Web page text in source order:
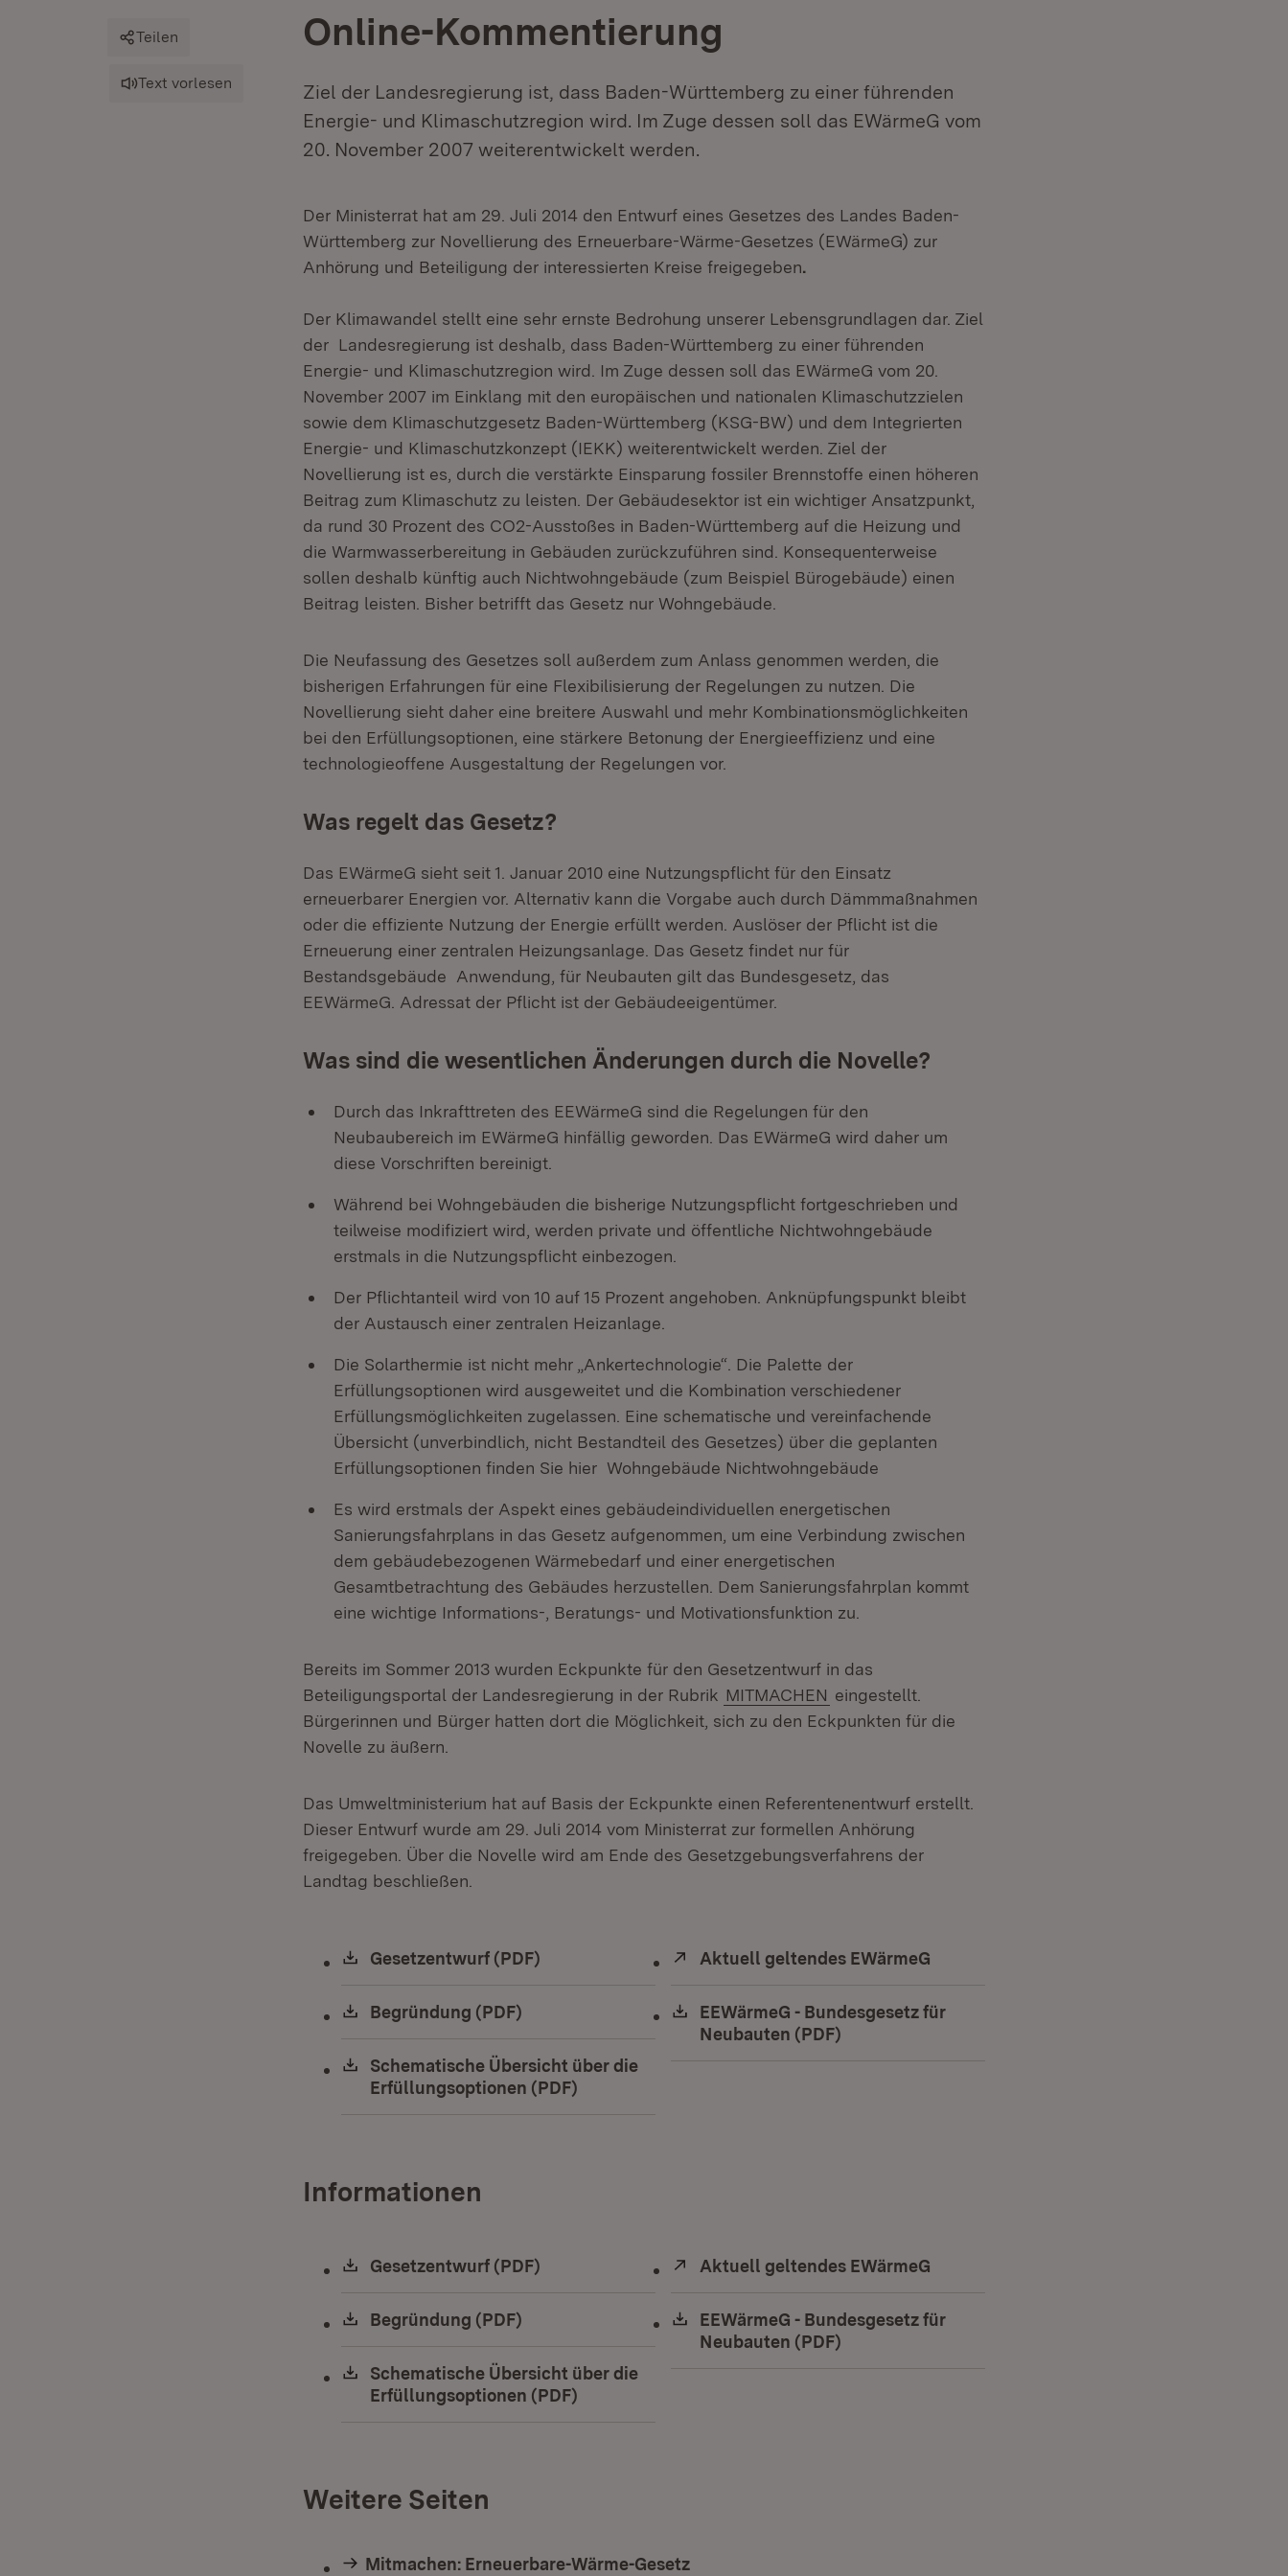
Online-Kommentierung
Ziel der Landesregierung ist, dass Baden-Württemberg zu einer führenden
Energie- und Klimaschutzregion wird. Im Zuge dessen soll das EWärmeG vom
20. November 2007 weiterentwickelt werden.
Teilen
Text vorlesen
Der Ministerrat hat am 29. Juli 2014 den Entwurf eines Gesetzes des Landes Baden-
Württemberg zur Novellierung des Erneuerbare-Wärme-Gesetzes (EWärmeG) zur
Anhörung und Beteiligung der interessierten Kreise freigegeben.
Der Klimawandel stellt eine sehr ernste Bedrohung unserer Lebensgrundlagen dar. Ziel
der Landesregierung ist deshalb, dass Baden-Württemberg zu einer führenden
Energie- und Klimaschutzregion wird. Im Zuge dessen soll das EWärmeG vom 20.
November 2007 im Einklang mit den europäischen und nationalen Klimaschutzzielen
sowie dem Klimaschutzgesetz Baden-Württemberg (KSG-BW) und dem Integrierten
Energie- und Klimaschutzkonzept (IEKK) weiterentwickelt werden. Ziel der
Novellierung ist es, durch die verstärkte Einsparung fossiler Brennstoffe einen höheren
Beitrag zum Klimaschutz zu leisten. Der Gebäudesektor ist ein wichtiger Ansatzpunkt,
da rund 30 Prozent des CO2-Ausstoßes in Baden-Württemberg auf die Heizung und
die Warmwasserbereitung in Gebäuden zurückzuführen sind. Konsequenterweise
sollen deshalb künftig auch Nichtwohngebäude (zum Beispiel Bürogebäude) einen
Beitrag leisten. Bisher betrifft das Gesetz nur Wohngebäude.
Die Neufassung des Gesetzes soll außerdem zum Anlass genommen werden, die
bisherigen Erfahrungen für eine Flexibilisierung der Regelungen zu nutzen. Die
Novellierung sieht daher eine breitere Auswahl und mehr Kombinationsmöglichkeiten
bei den Erfüllungsoptionen, eine stärkere Betonung der Energieeffizienz und eine
technologieoffene Ausgestaltung der Regelungen vor.
Was regelt das Gesetz?
Das EWärmeG sieht seit 1. Januar 2010 eine Nutzungspflicht für den Einsatz
erneuerbarer Energien vor. Alternativ kann die Vorgabe auch durch Dämmmaßnahmen
oder die effiziente Nutzung der Energie erfüllt werden. Auslöser der Pflicht ist die
Erneuerung einer zentralen Heizungsanlage. Das Gesetz findet nur für
Bestandsgebäude Anwendung, für Neubauten gilt das Bundesgesetz, das
EEWärmeG. Adressat der Pflicht ist der Gebäudeeigentümer.
Was sind die wesentlichen Änderungen durch die Novelle?
Durch das Inkrafttreten des EEWärmeG sind die Regelungen für den
Neubaubereich im EWärmeG hinfällig geworden. Das EWärmeG wird daher um
diese Vorschriften bereinigt.
Während bei Wohngebäuden die bisherige Nutzungspflicht fortgeschrieben und
teilweise modifiziert wird, werden private und öffentliche Nichtwohngebäude
erstmals in die Nutzungspflicht einbezogen.
Der Pflichtanteil wird von 10 auf 15 Prozent angehoben. Anknüpfungspunkt bleibt
der Austausch einer zentralen Heizanlage.
Die Solarthermie ist nicht mehr „Ankertechnologie“. Die Palette der
Erfüllungsoptionen wird ausgeweitet und die Kombination verschiedener
Erfüllungsmöglichkeiten zugelassen. Eine schematische und vereinfachende
Übersicht (unverbindlich, nicht Bestandteil des Gesetzes) über die geplanten
Erfüllungsoptionen finden Sie hier Wohngebäude Nichtwohngebäude
Es wird erstmals der Aspekt eines gebäudeindividuellen energetischen
Sanierungsfahrplans in das Gesetz aufgenommen, um eine Verbindung zwischen
dem gebäudebezogenen Wärmebedarf und einer energetischen
Gesamtbetrachtung des Gebäudes herzustellen. Dem Sanierungsfahrplan kommt
eine wichtige Informations-, Beratungs- und Motivationsfunktion zu.
Bereits im Sommer 2013 wurden Eckpunkte für den Gesetzentwurf in das
Beteiligungsportal der Landesregierung in der Rubrik MITMACHEN eingestellt.
Bürgerinnen und Bürger hatten dort die Möglichkeit, sich zu den Eckpunkten für die
Novelle zu äußern.
Das Umweltministerium hat auf Basis der Eckpunkte einen Referentenentwurf erstellt.
Dieser Entwurf wurde am 29. Juli 2014 vom Ministerrat zur formellen Anhörung
freigegeben. Über die Novelle wird am Ende des Gesetzgebungsverfahrens der
Landtag beschließen.
Download:
Gesetzentwurf (PDF) (Öffnet in neuem Fenster)
Download:
Begründung (PDF) (Öffnet in neuem Fenster)
Download:
Schematische Übersicht über die
Erfüllungsoptionen (PDF)
Extern:
Aktuell geltendes EWärmeG
Download:
EEWärmeG - Bundesgesetz für
Neubauten (PDF)
Informationen
Download:
Gesetzentwurf (PDF) (Öffnet in neuem Fenster)
Download:
Begründung (PDF) (Öffnet in neuem Fenster)
Download:
Schematische Übersicht über die
Erfüllungsoptionen (PDF)
Extern:
Aktuell geltendes EWärmeG
Download:
EEWärmeG - Bundesgesetz für
Neubauten (PDF)
Weitere Seiten
Mitmachen: Erneuerbare-Wärme-Gesetz